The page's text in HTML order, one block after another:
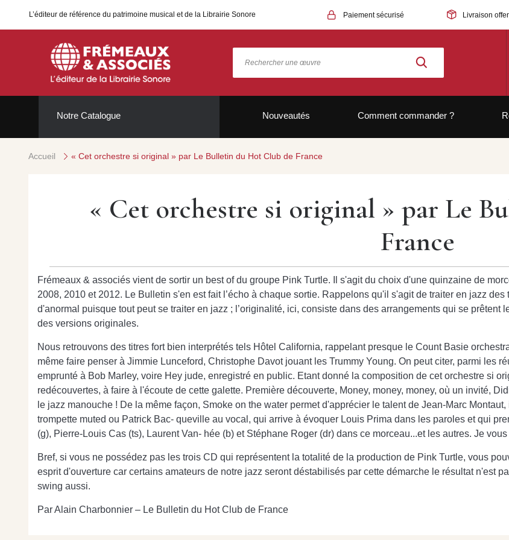
L’éditeur de référence du patrimoine musical et de la Librairie Sonore Paiement sécurisé Livraison
Notre Catalogue Nouveautés Comment commander ?
Accueil « Cet orchestre si original » par Le Bulletin du Hot Club de France
« Cet orchestre si original » par Le
France
Frémeaux & associés vient de sortir un best of du groupe Pink Turtle. Il s'agit du choix d'une quinzaine de
2008, 2010 et 2012. Le Bulletin s'en est fait l’écho à chaque sortie. Rappelons qu'il s'agit de traiter en jazz
d'anormal puisque tout peut se traiter en jazz ; l’originalité, ici, consiste dans des arrangements qui se prêtent
des versions originales.
Nous retrouvons des titres fort bien interprétés tels Hôtel California, rappelant presque le Count Basie
même faire penser à Jimmie Lunceford, Christophe Davot jouant les Trummy Young. On peut citer, parmi les
emprunté à Bob Marley, voire Hey jude, enregistré en public. Etant donné la composition de cet orchestre si
redécouvertes, à faire à l'écoute de cette galette. Première découverte, Money, money, money, où un invité,
le jazz manouche ! De la même façon, Smoke on the water permet d'apprécier le talent de Jean-Marc
trompette muted ou Patrick Bac- queville au vocal, qui arrive à évoquer Louis Prima dans les paroles et qui
(g), Pierre-Louis Cas (ts), Laurent Van- hée (b) et Stéphane Roger (dr) dans ce morceau...et les autres. Je
Bref, si vous ne possédez pas les trois CD qui représentent la totalité de la production de Pink Turtle, vous
esprit d'ouverture car certains amateurs de notre jazz seront déstabilisés par cette démarche le résultat n'est
swing aussi.
Par Alain Charbonnier – Le Bulletin du Hot Club de France